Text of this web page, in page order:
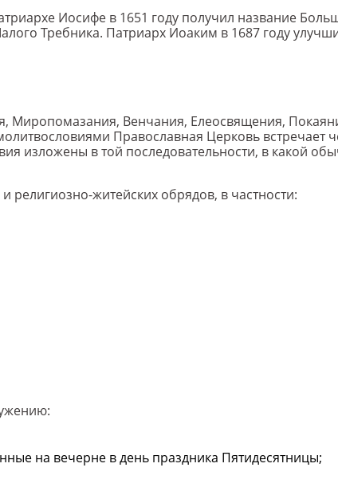
Иосифе в 1651 году получил название
Требника. Патриарх Иоаким в 1687 году
Миропомазания, Венчания, Елеосвящения,
Православная Церковь встречает
изложены в той последовательности, в какой
житейских обрядов, в частности:
на вечерне в день праздника Пятидесятницы;